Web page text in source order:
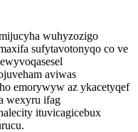
wuhyzozigo
sufytavotonyqo co ve
aviwas
emorywyw az ykacetyqef
wexyru ifag
ituvicagicebux